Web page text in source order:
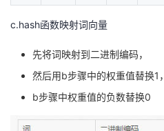
c.hash函数映射词向量
先将词映射到二进制编码，
然后用b步骤中的权重值替换1，
b步骤中权重值的负数替换0